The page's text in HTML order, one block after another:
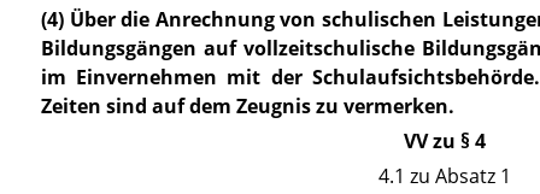
(4) Über die Anrechnung von schulischen
Bildungsgängen auf vollzeitschulische
im Einvernehmen mit der
Zeiten sind auf dem Zeugnis zu vermerken.
VV zu § 4
4.1 zu Absatz 1